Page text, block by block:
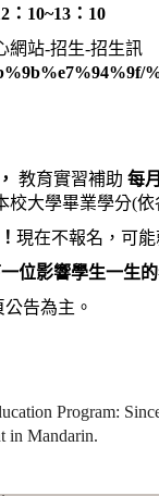
：10~13：10
網站-招生-招生訊
教育實習補助 每
校大學畢業學分(
現在不報名，可
位影響學生一生
告為主。
Program:
in Mandarin.